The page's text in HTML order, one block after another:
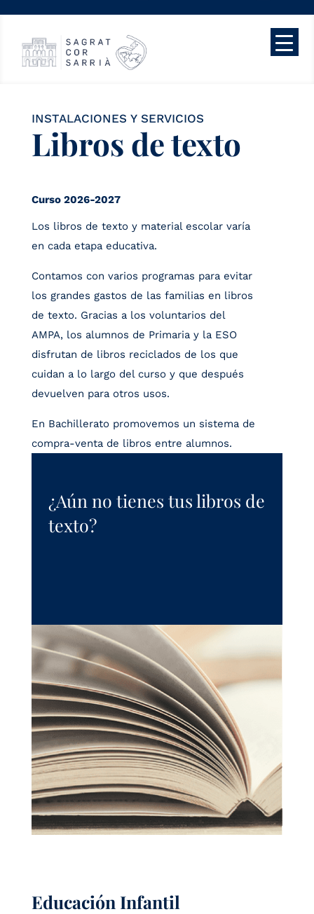
INSTALACIONES Y SERVICIOS
Libros de texto
Curso 2026-2027
Los libros de texto y material escolar varía
en cada etapa educativa.
Contamos con varios programas para evitar
los grandes gastos de las familias en libros
de texto. Gracias a los voluntarios del
AMPA, los alumnos de Primaria y la ESO
disfrutan de libros reciclados de los que
cuidan a lo largo del curso y que después
devuelven para otros usos.
En Bachillerato promovemos un sistema de
compra-venta de libros entre alumnos.
¿Aún no tienes tus libros de
texto?
Educación Infantil